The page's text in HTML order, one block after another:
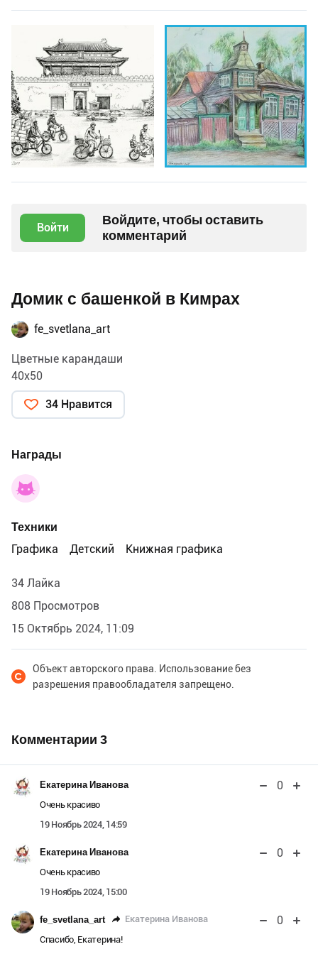
Войти
Войдите, чтобы оставить
комментарий
Домик с башенкой в Кимрах
fe_svetlana_art
Цветные карандаши
40х50
34 Нравится
Награды
Техники
Графика
Детский Книжная графика
34 Лайка
808 Просмотров
15 Октябрь 2024, 11:09
Объект авторского права. Использование без
разрешения правообладателя запрещено.
Комментарии 3
Екатерина Иванова 0
Очень красиво
19 Ноябрь 2024, 14:59
Екатерина Иванова 0
Очень красиво
19 Ноябрь 2024, 15:00
fe_svetlana_art Екатерина Иванова 0
Спасибо, Екатерина!